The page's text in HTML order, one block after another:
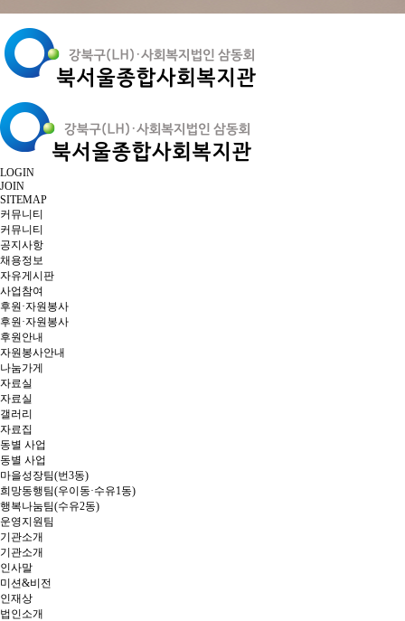
LOGIN
JOIN
SITEMAP
커뮤니티
커뮤니티
공지사항
채용정보
자유게시판
사업참여
후원·자원봉사
후원·자원봉사
후원안내
자원봉사안내
나눔가게
자료실
자료실
갤러리
자료집
동별 사업
동별 사업
마을성장팀(번3동)
희망동행팀(우이동·수유1동)
행복나눔팀(수유2동)
운영지원팀
기관소개
기관소개
인사말
미션&비전
인재상
법인소개